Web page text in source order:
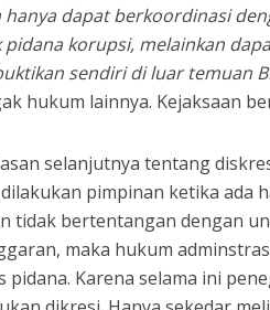
hanya dapat berkoordinasi
pidana korupsi, melainkan
sendiri di luar temuan
hukum lainnya. Kejaksaan
selanjutnya tentang
pimpinan ketika ada
tidak bertentangan dengan
maka hukum
pidana. Karena selama ini